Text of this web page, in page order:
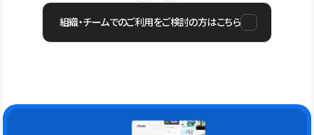
組織・チームでのご利用をご検討の方はこちら